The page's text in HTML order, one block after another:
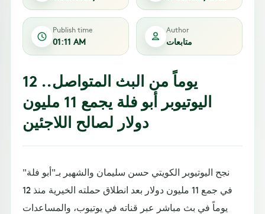
Publish time
01:11 AM
Author
متابعات
12 يوماً من البث المتواصل..
اليوتيوبر أبو فلة يجمع 11 مليون
دولار لصالح اللاجئين
نجح اليوتيوبر الكويتي حسن سليمان والشهير بـ"أبو فلة"
في جمع 11 مليون دولار بعد انطلاق حملته الخيرية منذ 12
يوماً في بث مباشر عبر قناته في يوتيوب، والمساعدات